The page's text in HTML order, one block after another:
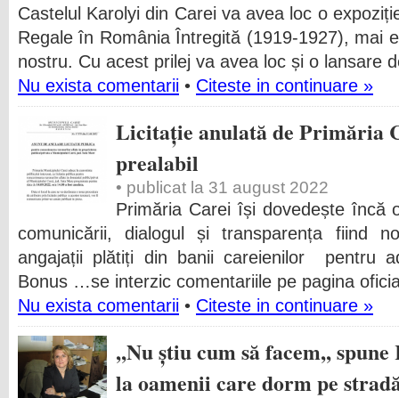
Castelul Karolyi din Carei va avea loc o
Regale în România Întregită (1919-1927), mai
nostru. Cu acest prilej va avea loc și o lansare
Nu exista comentarii • Citeste in continuare »
Licitație anulată de Primăria
prealabil
• publicat la 31 august 2022
Primăria Carei își dovedește încă
comunicării, dialogul și transparența fiind
angajații plătiți din banii careienilor pentru
Bonus …se interzic comentariile pe pagina
Nu exista comentarii • Citeste in continuare »
,,Nu știu cum să facem,,
la oamenii care dorm pe